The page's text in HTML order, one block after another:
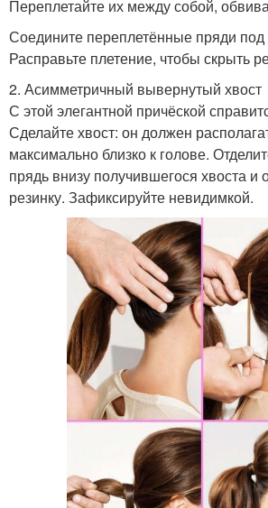
Переплетайте их между собой,
Соедините переплетённые пряди под
Расправьте плетение, чтобы скрыть
2. Асимметричный вывернутый хвост
С этой элегантной причёской
Сделайте хвост: он должен
максимально близко к голове.
прядь внизу получившегося хвоста и
резинку. Зафиксируйте невидимкой.